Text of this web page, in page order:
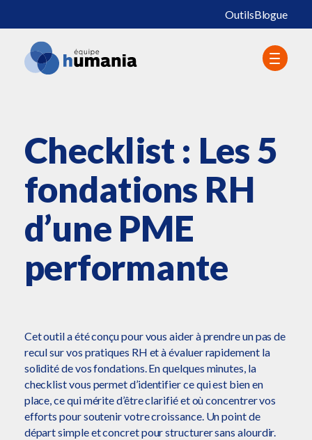
OutilsBlogue
Checklist : Les 5
fondations RH
d’une PME
performante
Cet outil a été conçu pour vous aider à prendre un pas de
recul sur vos pratiques RH et à évaluer rapidement la
solidité de vos fondations. En quelques minutes, la
checklist vous permet d’identifier ce qui est bien en
place, ce qui mérite d’être clarifié et où concentrer vos
efforts pour soutenir votre croissance. Un point de
départ simple et concret pour structurer sans alourdir.